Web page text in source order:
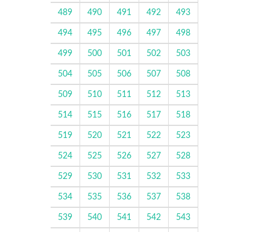
489 490 491 492 493
494 495 496 497 498
499 500 501 502 503
504 505 506 507 508
509 510 511 512 513
514 515 516 517 518
519 520 521 522 523
524 525 526 527 528
529 530 531 532 533
534 535 536 537 538
539 540 541 542 543